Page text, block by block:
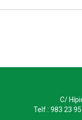
C/
Telf.: 983 23